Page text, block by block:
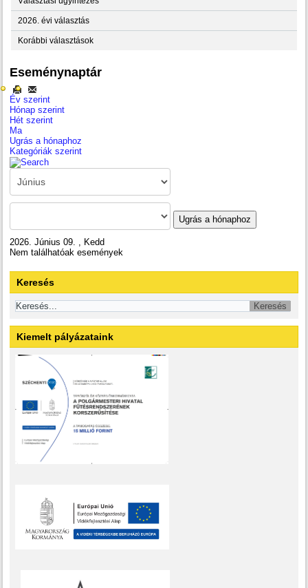
2026. évi választás
Korábbi választások
Eseménynaptár
Év szerint
Hónap szerint
Hét szerint
Ma
Ugrás a hónaphoz
Kategóriák szerint
Ugrás a hónaphoz
2026. Június 09. , Kedd
Nem találhatóak események
Keresés
Kiemelt pályázataink